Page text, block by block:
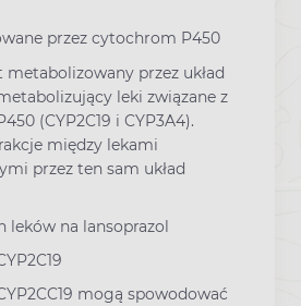
przez cytochrom P450
metabolizowany przez układ
leki związane z
(CYP2C19 i CYP3A4).
między lekami
przez ten sam układ
leków na lansoprazol
mogą spowodować